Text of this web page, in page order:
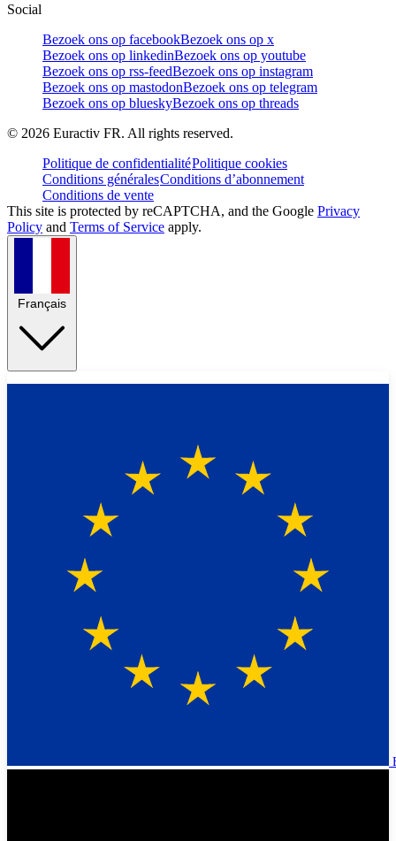
Social
Bezoek ons op facebookBezoek ons op x
Bezoek ons op linkedinBezoek ons op youtube
Bezoek ons op rss-feedBezoek ons op instagram
Bezoek ons op mastodonBezoek ons op telegram
Bezoek ons op blueskyBezoek ons op threads
© 2026 Euractiv FR. All rights reserved.
Politique de confidentialitéPolitique cookies
Conditions généralesConditions d’abonnement
Conditions de vente
This site is protected by reCAPTCHA, and the Google Privacy
Policy and Terms of Service apply.
Français